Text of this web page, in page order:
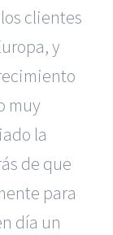
clientes
y
muy
la
de que
para
día un